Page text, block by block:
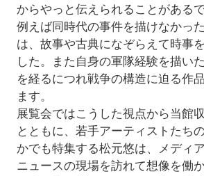
からやっと伝えられることがあるで
例えば同時代の事件を描けなかっ
は、故事や古典になぞらえて時事
した。また自身の軍隊経験を描い
を経るにつれ戦争の構造に迫る作
ます。
展覧会ではこうした視点から当館
とともに、若手アーティストたち
かでも特集する松元悠は、メディ
ニュースの現場を訪れて想像を働